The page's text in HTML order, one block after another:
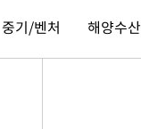
중기/벤처 해양수산